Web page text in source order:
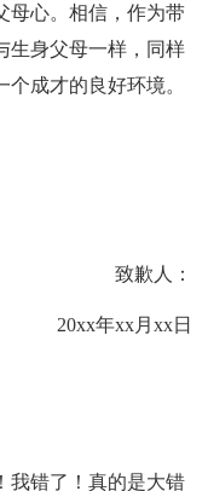
母心。相信，作为带
生身父母一样，同样
成才的良好环境。
致歉人：
20xx年xx月xx日
我错了！真的是大错